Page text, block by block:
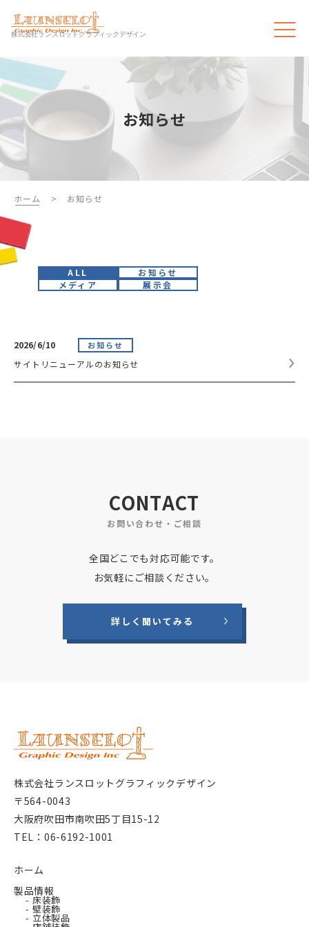
株式会社ランスロットグラフィックデザイン
お知らせ
ホーム > お知らせ
ALL
お知らせ
メディア
展示会
2026/6/10 お知らせ
サイトリニューアルのお知らせ
CONTACT
お問い合わせ・ご相談
全国どこでも対応可能です。
お気軽にご相談ください。
詳しく聞いてみる
株式会社ランスロットグラフィックデザイン
〒564-0043
大阪府吹田市南吹田5丁目15-12
TEL：06-6192-1001
ホーム
製品情報
- 床装飾
- 壁装飾
- 立体製品